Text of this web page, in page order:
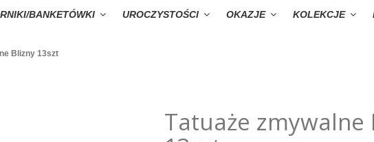
BANKETÓWKI UROCZYSTOŚCI OKAZJE KOLEKCJE
Blizny 13szt
Tatuaże zmywalne